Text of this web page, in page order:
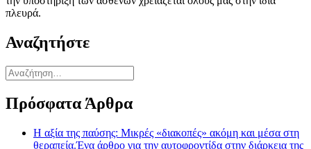
πλευρά.
Αναζητήστε
Πρόσφατα Άρθρα
Η αξία της παύσης: Μικρές «διακοπές» ακόμη και μέσα στη
θεραπεία.Ένα άρθρο για την αυτοφροντίδα στην διάρκεια της